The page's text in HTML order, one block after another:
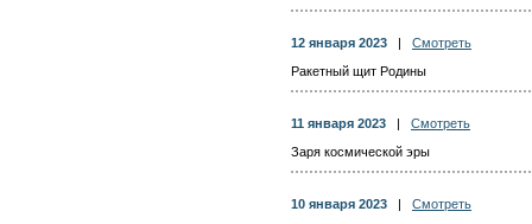
12 января 2023
Смотреть
Ракетный щит Родины
11 января 2023
Смотреть
Заря космической эры
10 января 2023
Смотреть